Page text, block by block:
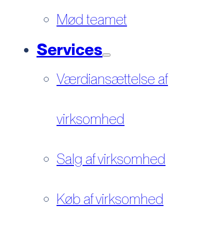
Mød teamet
Services
Værdiansættelse af
virksomhed
Salg af virksomhed
Køb af virksomhed